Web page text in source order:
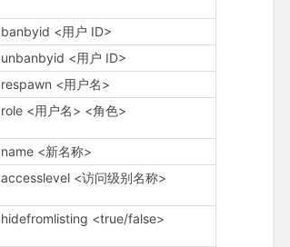
banbyid <用户 ID>
unbanbyid <用户 ID>
respawn <用户名>
role <用户名> <角色>
name <新名称>
accesslevel <访问级别名称>
hidefromlisting <true/false>